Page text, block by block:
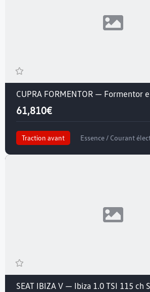
61,810€
Traction avant Essence / Courant
SEAT IBIZA V — Ibiza 1.0 TSI 115 ch